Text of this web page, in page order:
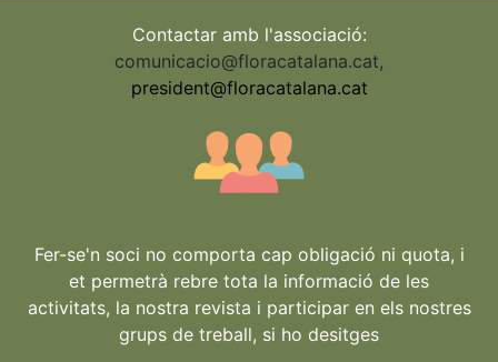
Contactar amb l'associació:
comunicacio@floracatalana.cat,
president@floracatalana.cat
Fer-se'n soci no comporta cap obligació ni quota, i
et permetrà rebre tota la informació de les
activitats, la nostra revista i participar en els nostres
grups de treball, si ho desitges